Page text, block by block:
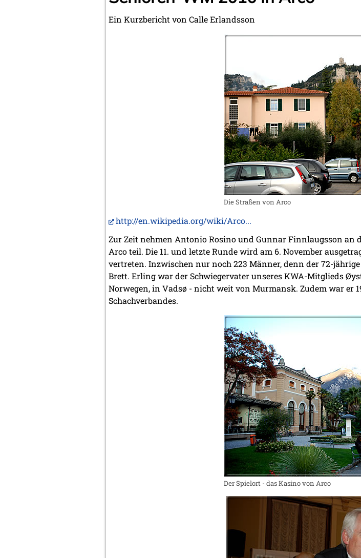
Ein Kurzbericht von Calle Erlandsson
Die Straßen von Arco
http://en.wikipedia.org/wiki/Arco...
Zur Zeit nehmen Antonio Rosino und Gunnar Finnlaugsson
Arco teil. Die 11. und letzte Runde wird am 6. November
vertreten. Inzwischen nur noch 223 Männer, denn der 72-
Brett. Erling war der Schwiegervater unseres KWA-Mitglieds
Norwegen, in Vadsø - nicht weit von Murmansk. Zudem war er
Schachverbandes.
Der Spielort - das Kasino von Arco